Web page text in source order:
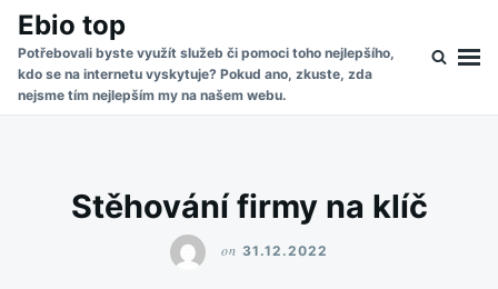
Skip
content
Search
for:
Ebio top
Potřebovali byste využít služeb či pomoci toho nejlepšího,
kdo se na internetu vyskytuje? Pokud ano, zkuste, zda
nejsme tím nejlepším my na našem webu.
Stěhování firmy na klíč
on 31.12.2022